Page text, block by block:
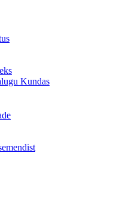
Kundas